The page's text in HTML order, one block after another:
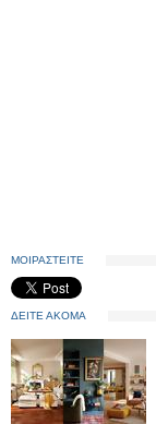
ΜΟΙΡΑΣΤΕΙΤΕ
ΔΕΙΤΕ ΑΚΟΜΑ